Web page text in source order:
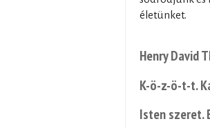
életünket.
Henry David
K-ö-z-ö-t-t.
Isten szeret.